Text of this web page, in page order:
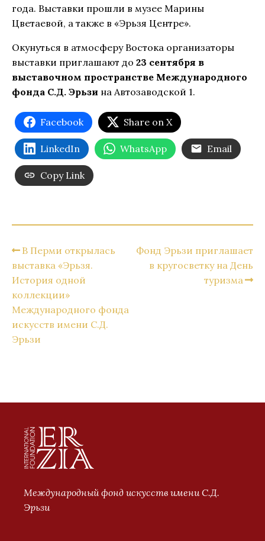
года. Выставки прошли в музее Марины
Цветаевой, а также в «Эрьзя Центре».
Окунуться в атмосферу Востока организаторы
выставки приглашают до 23 сентября в
выставочном пространстве Международного
фонда С.Д. Эрьзи на Автозаводской 1.
Facebook Share on X
LinkedIn WhatsApp Email
Copy Link
В Перми открылась
выставка «Эрьзя.
История одной
коллекции»
Международного фонда
искусств имени С.Д.
Эрьзи
Фонд Эрьзи приглашает
в кругосветку на День
туризма
Международный фонд искусств имени С.Д.
Эрьзи